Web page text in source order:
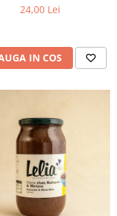
24,00 Lei
IN COS